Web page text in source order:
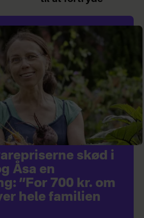
skød i
Åsa en
”For 700 kr. om
hele familien